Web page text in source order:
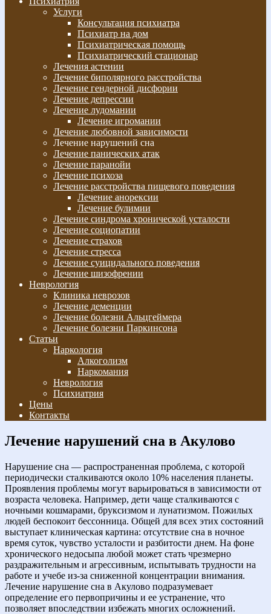
Услуги
Консультация психиатра
Психиатр на дом
Психиатрическая помощь
Психиатрический стационар
Лечения астении
Лечение биполярного расстройства
Лечение гендерной дисфории
Лечение депрессии
Лечение лудомании
Лечение игромании
Лечение любовной зависимости
Лечение нарушений сна
Лечение панических атак
Лечение паранойи
Лечение психоза
Лечение расстройства пищевого поведения
Лечение анорексии
Лечение булимии
Лечение синдрома хронической усталости
Лечение социопатии
Лечение страхов
Лечение стресса
Лечение суицидального поведения
Лечение шизофрении
Неврология
Клиника неврозов
Лечение деменции
Лечение болезни Альцгеймера
Лечение болезни Паркинсона
Статьи
Наркология
Алкоголизм
Наркомания
Неврология
Психиатрия
Цены
Контакты
Лечение нарушений сна в Акулово
Нарушение сна — распространенная проблема, с которой
периодически сталкиваются около 10% населения планеты.
Проявления проблемы могут варьироваться в зависимости от
возраста человека. Например, дети чаще сталкиваются с
ночными кошмарами, бруксизмом и лунатизмом. Пожилых
людей беспокоит бессонница. Общей для всех этих состояний
выступает клиническая картина: отсутствие сна в ночное
время суток, чувство усталости и разбитости днем. На фоне
хронического недосыпа любой может стать чрезмерно
раздражительным и агрессивным, испытывать трудности на
работе и учебе из-за сниженной концентрации внимания.
Лечение нарушение сна в Акулово подразумевает
определение его первопричины и ее устранение, что
позволяет впоследствии избежать многих осложнений.